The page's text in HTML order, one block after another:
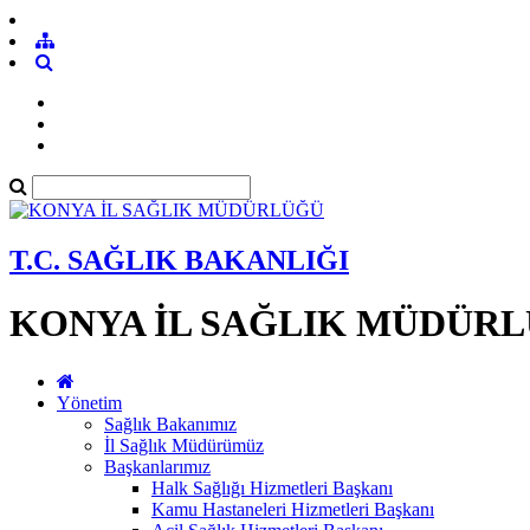
T.C. SAĞLIK BAKANLIĞI
KONYA İL SAĞLIK
Yönetim
Sağlık Bakanımız
İl Sağlık Müdürümüz
Başkanlarımız
Halk Sağlığı Hizmetleri Başkanı
Kamu Hastaneleri Hizmetleri Başkanı